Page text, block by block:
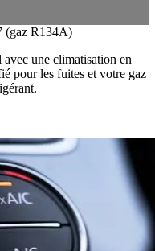
(gaz R134A)
une climatisation en
pour les fuites et votre gaz